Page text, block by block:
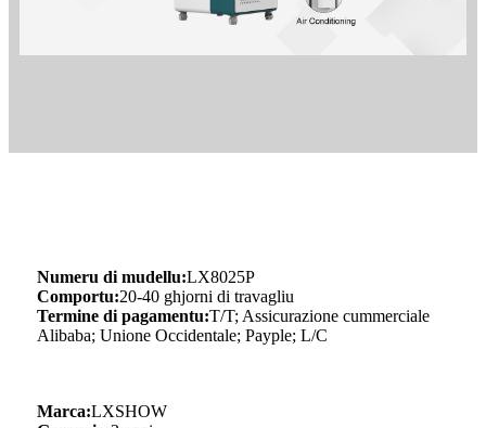
Numeru di mudellu:LX8025P
Comportu:20-40 ghjorni di travagliu
Termine di pagamentu:T/T; Assicurazione cummerciale
Alibaba; Unione Occidentale; Payple; L/C
Marca:LXSHOW